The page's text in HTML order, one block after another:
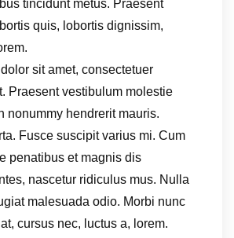
tincidunt metus. Praesent
quis, lobortis dignissim,
sit amet, consectetuer
Praesent vestibulum molestie
nonummy hendrerit mauris.
Fusce suscipit varius mi. Cum
penatibus et magnis dis
nascetur ridiculus mus. Nulla
malesuada odio. Morbi nunc
cursus nec, luctus a, lorem.